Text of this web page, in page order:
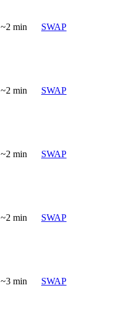
~2 min SWAP
~2 min SWAP
~2 min SWAP
~2 min SWAP
~3 min SWAP